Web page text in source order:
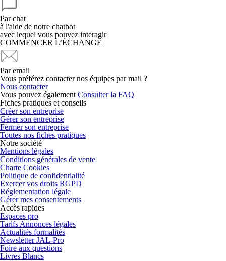
Par chat
à l'aide de notre chatbot
avec lequel vous pouvez interagir
COMMENCER L’ÉCHANGE
Par email
Vous préférez contacter nos équipes par mail ?
Nous contacter
Vous pouvez également Consulter la FAQ
Fiches pratiques et conseils
Créer son entreprise
Gérer son entreprise
Fermer son entreprise
Toutes nos fiches pratiques
Notre société
Mentions légales
Conditions générales de vente
Charte Cookies
Politique de confidentialité
Exercer vos droits RGPD
Réglementation légale
Gérer mes consentements
Accès rapides
Espaces pro
Tarifs Annonces légales
Actualités formalités
Newsletter JAL-Pro
Foire aux questions
Livres Blancs